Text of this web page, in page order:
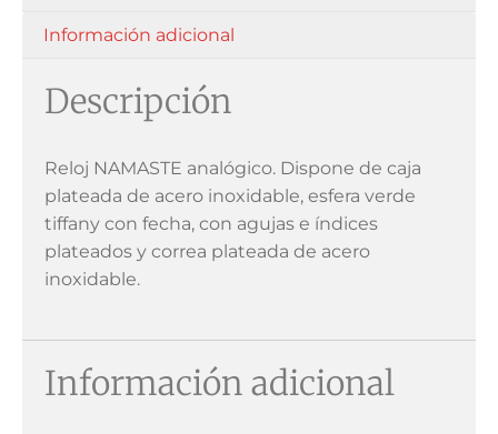
Información adicional
Descripción
Reloj NAMASTE analógico. Dispone de caja
plateada de acero inoxidable, esfera verde
tiffany con fecha, con agujas e índices
plateados y correa plateada de acero
inoxidable.
Información adicional